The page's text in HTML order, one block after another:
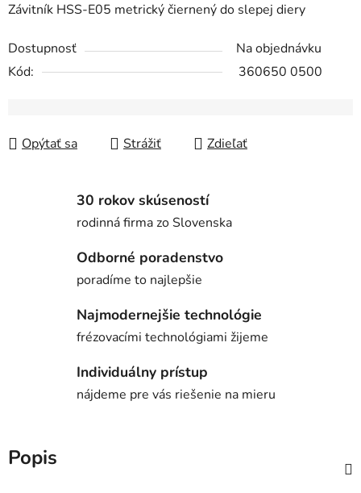
Závitník HSS-E05 metrický čiernený do slepej diery
Dostupnosť
Na objednávku
Kód:
360650 0500
Opýtať sa Strážiť Zdieľať
30 rokov skúseností
rodinná firma zo Slovenska
Odborné poradenstvo
poradíme to najlepšie
Najmodernejšie technológie
frézovacími technológiami žijeme
Individuálny prístup
nájdeme pre vás riešenie na mieru
Popis